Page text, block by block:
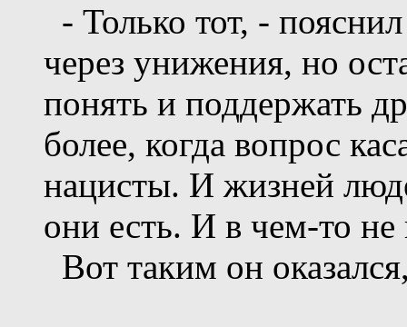
- Только тот, -
через унижения, но
понять и поддержать
более, когда вопрос
нацисты. И жизней
они есть. И в чем-то
Вот таким он